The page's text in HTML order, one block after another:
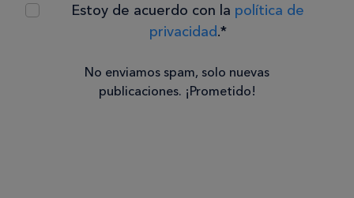
Estoy de acuerdo con la política de
privacidad.*
Consentimiento
No enviamos spam, solo nuevas
publicaciones. ¡Prometido!